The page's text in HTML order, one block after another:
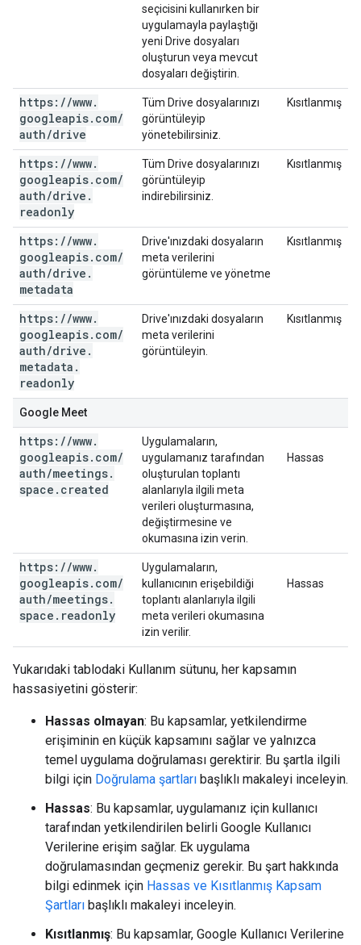
seçicisini kullanırken bir
uygulamayla paylaştığı
yeni Drive dosyaları
oluşturun veya mevcut
dosyaları değiştirin.
https: //www.
googleapis. com/
auth/drive
Tüm Drive dosyalarınızı
görüntüleyip
yönetebilirsiniz.
Kısıtlanmış
https: //www.
googleapis. com/
auth/drive .
readonly
Tüm Drive dosyalarınızı
görüntüleyip
indirebilirsiniz.
Kısıtlanmış
https: //www.
googleapis. com/
auth/drive .
metadata
Drive'ınızdaki dosyaların
meta verilerini
görüntüleme ve yönetme
Kısıtlanmış
https: //www.
googleapis. com/
auth/drive .
metadata .
readonly
Drive'ınızdaki dosyaların
meta verilerini
görüntüleyin.
Kısıtlanmış
Google Meet
https: //www.
googleapis. com/
auth/meetings.
space . created
Uygulamaların,
uygulamanız tarafından
oluşturulan toplantı
alanlarıyla ilgili meta
verileri oluşturmasına,
değiştirmesine ve
okumasına izin verin.
Hassas
https: //www.
googleapis. com/
auth/meetings.
space . readonly
Uygulamaların,
kullanıcının erişebildiği
toplantı alanlarıyla ilgili
meta verileri okumasına
izin verilir.
Hassas
Yukarıdaki tablodaki Kullanım sütunu, her kapsamın
hassasiyetini gösterir:
Hassas olmayan: Bu kapsamlar, yetkilendirme
erişiminin en küçük kapsamını sağlar ve yalnızca
temel uygulama doğrulaması gerektirir. Bu şartla ilgili
bilgi için Doğrulama şartları başlıklı makaleyi inceleyin.
Hassas: Bu kapsamlar, uygulamanız için kullanıcı
tarafından yetkilendirilen belirli Google Kullanıcı
Verilerine erişim sağlar. Ek uygulama
doğrulamasından geçmeniz gerekir. Bu şart hakkında
bilgi edinmek için Hassas ve Kısıtlanmış Kapsam
Şartları başlıklı makaleyi inceleyin.
Kısıtlanmış: Bu kapsamlar, Google Kullanıcı Verilerine